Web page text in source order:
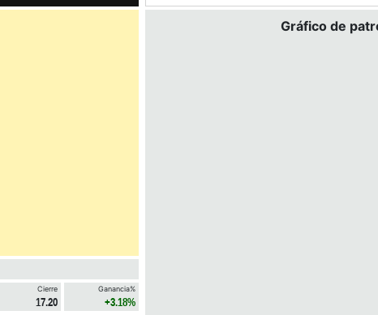
Cierre
17.20
Ganancia%
+3.18%
Gráfico de